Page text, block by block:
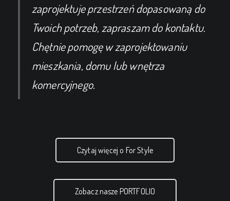
zaprojektuje przestrzeń dopasowaną do
Twoich potrzeb, zapraszam do kontaktu.
Chętnie pomogę w zaprojektowaniu
mieszkania, domu lub wnętrza
komercyjnego.
Czytaj więcej o For Style
Zobacz nasze PORTFOLIO